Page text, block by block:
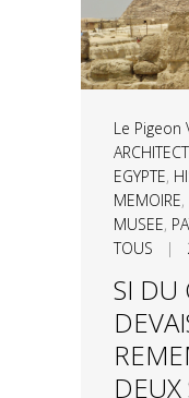
Le Pigeon
EGYPTE,
MEMOIRE,
MUSEE,
TOUS |
SI DU
DEUX